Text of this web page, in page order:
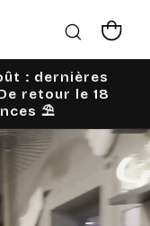
Panier
: dernières
retour le 18
⛱️